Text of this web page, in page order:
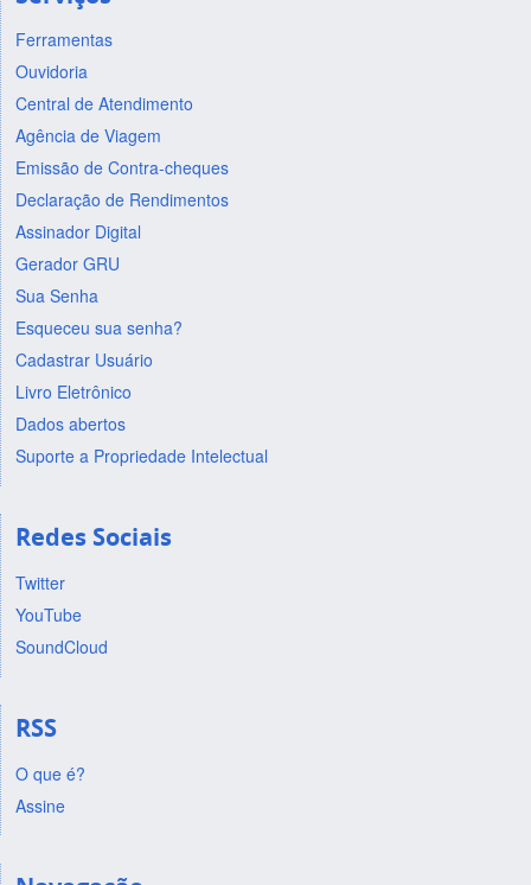
Ferramentas
Ouvidoria
Central de Atendimento
Agência de Viagem
Emissão de Contra-cheques
Declaração de Rendimentos
Assinador Digital
Gerador GRU
Sua Senha
Esqueceu sua senha?
Cadastrar Usuário
Livro Eletrônico
Dados abertos
Suporte a Propriedade Intelectual
Redes Sociais
Twitter
YouTube
SoundCloud
RSS
O que é?
Assine